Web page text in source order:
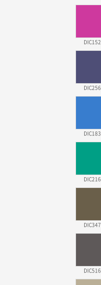
DIC152
DIC256
DIC183
DIC216
DIC347
DIC516